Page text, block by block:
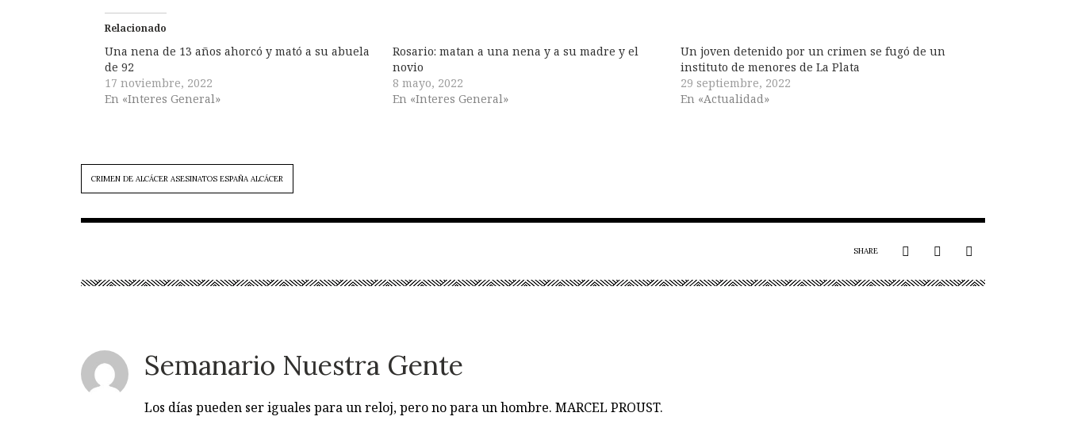
Relacionado
Una nena de 13 años ahorcó y mató a su abuela
de 92
17 noviembre, 2022
En «Interes General»
Rosario: matan a una nena y a su madre y el
novio
8 mayo, 2022
En «Interes General»
Un joven detenido por un crimen se fugó de un
instituto de menores de La Plata
29 septiembre, 2022
En «Actualidad»
CRIMEN DE ALCÁCER ASESINATOS ESPAÑA ALCÁCER
SHARE
Semanario Nuestra Gente
Los días pueden ser iguales para un reloj, pero no para un hombre. MARCEL PROUST.